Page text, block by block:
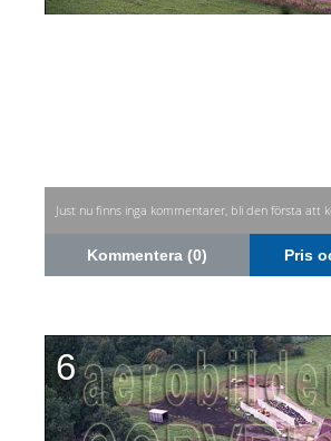
Just nu finns inga kommentarer, bli den första att
Kommentera (0) Pris
6